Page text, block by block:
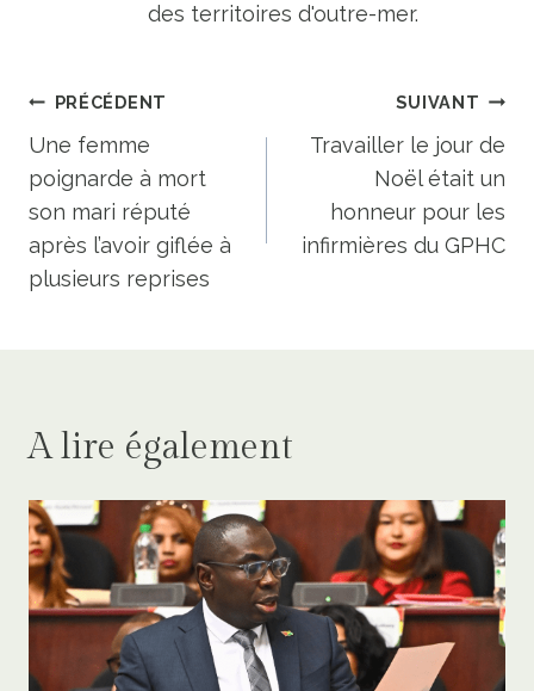
des territoires d'outre-mer.
Navigation
de
l’article
PRÉCÉDENT
Une femme
poignarde à mort
son mari réputé
après l’avoir giflée à
plusieurs reprises
SUIVANT
Travailler le jour de
Noël était un
honneur pour les
infirmières du GPHC
A lire également